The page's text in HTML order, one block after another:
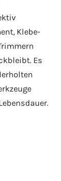
Klebe-
Es